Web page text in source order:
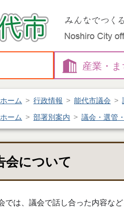
産業・
ホーム 行政情報 能代市議会
ホーム 部署別案内 議会・選管
会について
は、議会で話し合った内容な